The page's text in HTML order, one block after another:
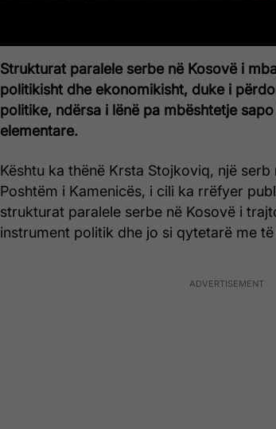
Strukturat paralele serbe në Kosovë i
politikisht dhe ekonomikisht, duke i
politike, ndërsa i lënë pa mbështetje
elementare.
Kështu ka thënë Krsta Stojkoviq, një
Poshtëm i Kamenicës, i cili ka rrëfyer
strukturat paralele serbe në Kosovë i
instrument politik dhe jo si qytetarë me